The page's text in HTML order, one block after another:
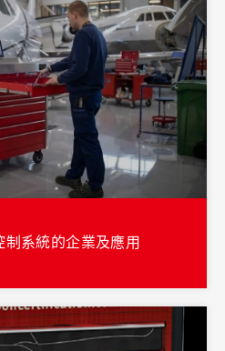
具控制系統的企業及應用